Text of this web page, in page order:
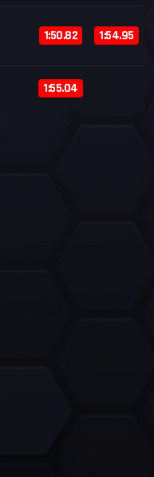
1:50.82 1:54.95
1:55.04